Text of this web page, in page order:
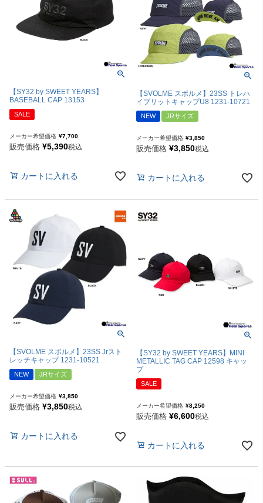
【SY32 by SWEET YEARS】
BASEBALL CAP 13153
SALE
メーカー希望価格 ¥7,700
販売価格 ¥5,390税込
カートに入れる
【SVOLME スボルメ】23SS トレハ
イブリットキャップU8 1231-10721
NEW JRサイズ
メーカー希望価格 ¥3,850
販売価格 ¥3,850税込
カートに入れる
【SVOLME スボルメ】23SS Jrスト
レッチキャップ 1231-10521
NEW JRサイズ
メーカー希望価格 ¥3,850
販売価格 ¥3,850税込
カートに入れる
【SY32 by SWEET YEARS】MINI
METALLIC TAG CAP 12598 キャッ
プ
SALE
メーカー希望価格 ¥8,250
販売価格 ¥6,600税込
カートに入れる